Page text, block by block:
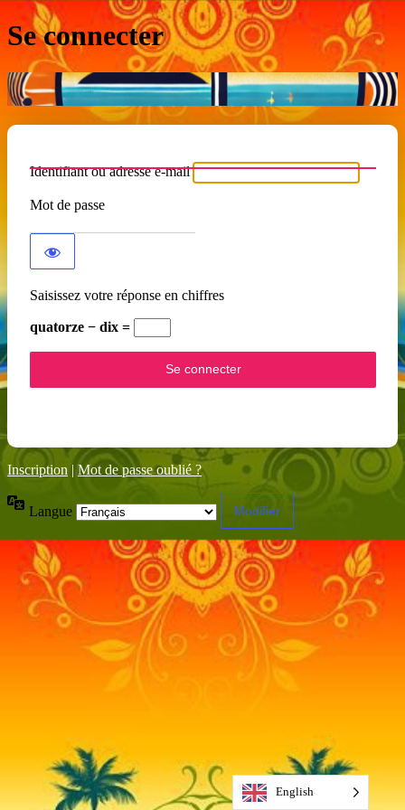
Se connecter
Identifiant ou adresse e-mail
Mot de passe
Saisissez votre réponse en chiffres
quatorze − dix =
Inscription | Mot de passe oublié ?
Langue
English